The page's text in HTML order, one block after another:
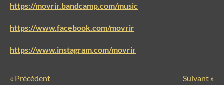
https://movrir.bandcamp.com/music
https://www.facebook.com/movrir
https://www.instagram.com/movrir
« Précédent Suivant »